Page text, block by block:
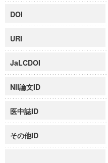
DOI
URI
JaLCDOI
NII論文ID
医中誌ID
その他ID